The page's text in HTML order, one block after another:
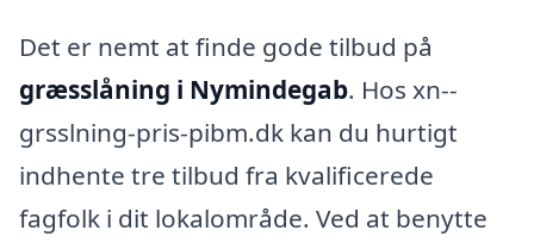
Det er nemt at finde gode tilbud på
græsslåning i Nymindegab. Hos xn--
grsslning-pris-pibm.dk kan du hurtigt
indhente tre tilbud fra kvalificerede
fagfolk i dit lokalområde. Ved at benytte